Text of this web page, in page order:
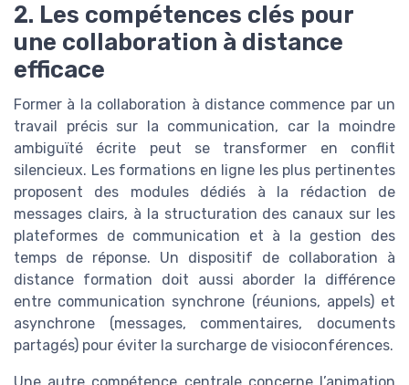
2. Les compétences clés pour
une collaboration à distance
efficace
Former à la collaboration à distance commence par un
travail précis sur la communication, car la moindre
ambiguïté écrite peut se transformer en conflit
silencieux. Les formations en ligne les plus pertinentes
proposent des modules dédiés à la rédaction de
messages clairs, à la structuration des canaux sur les
plateformes de communication et à la gestion des
temps de réponse. Un dispositif de collaboration à
distance formation doit aussi aborder la différence
entre communication synchrone (réunions, appels) et
asynchrone (messages, commentaires, documents
partagés) pour éviter la surcharge de visioconférences.